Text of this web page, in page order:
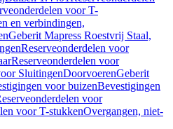
voor T-
en verbindingen,
Geberit Mapress Roestvrij Staal,
Reserveonderdelen voor
Reserveonderdelen voor
SluitingenDoorvoerenGeberit
voor buizenBevestigingen
voor
voor T-stukkenOvergangen, niet-